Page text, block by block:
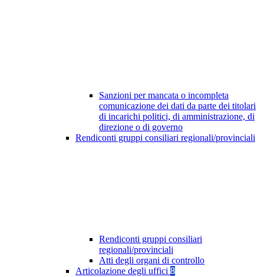
Sanzioni per mancata o incompleta
comunicazione dei dati da parte dei titolari
di incarichi politici, di amministrazione, di
direzione o di governo
Rendiconti gruppi consiliari regionali/provinciali
Rendiconti gruppi consiliari
regionali/provinciali
Atti degli organi di controllo
Articolazione degli uffici 8